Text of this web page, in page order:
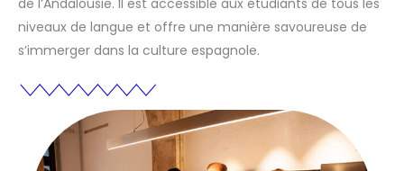
de l’Andalousie. Il est accessible aux étudiants de tous les
niveaux de langue et offre une manière savoureuse de
s’immerger dans la culture espagnole.